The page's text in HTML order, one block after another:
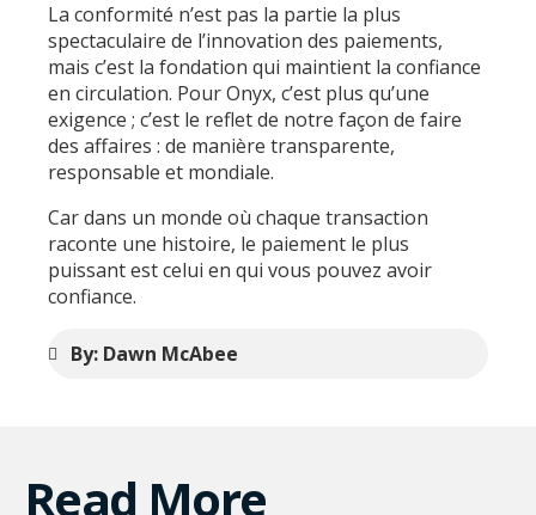
La conformité n’est pas la partie la plus
spectaculaire de l’innovation des paiements,
mais c’est la fondation qui maintient la confiance
en circulation. Pour Onyx, c’est plus qu’une
exigence ; c’est le reflet de notre façon de faire
des affaires : de manière transparente,
responsable et mondiale.
Car dans un monde où chaque transaction
raconte une histoire, le paiement le plus
puissant est celui en qui vous pouvez avoir
confiance.
By: Dawn McAbee
Read More